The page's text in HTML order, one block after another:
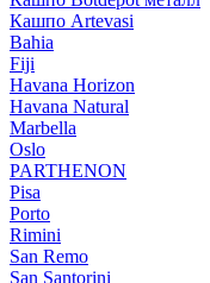
Кашпо Artevasi
Bahia
Fiji
Havana Horizon
Havana Natural
Marbella
Oslo
PARTHENON
Pisa
Porto
Rimini
San Remo
San Santorini